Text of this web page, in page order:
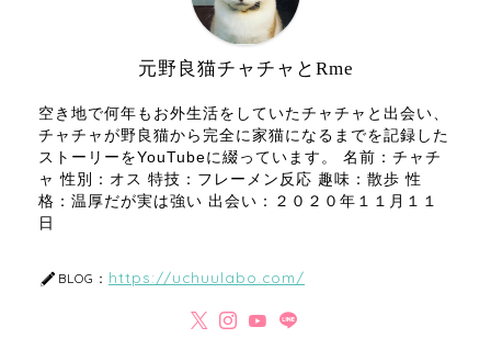
元野良猫チャチャとRme
空き地で何年もお外生活をしていたチャチャと出会い、
チャチャが野良猫から完全に家猫になるまでを記録した
ストーリーをYouTubeに綴っています。 名前：チャチ
ャ 性別：オス 特技：フレーメン反応 趣味：散歩 性
格：温厚だが実は強い 出会い：２０２０年１１月１１
日
BLOG： https://uchuulabo.com/